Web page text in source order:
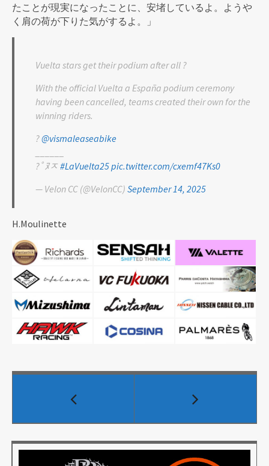
たことが現実になったことに、安堵しているよ。ようや
く肩の荷が下りた気がするよ。」
Vuelta stars get their podium after all ?
With the official Vuelta a España podium ceremony
having been cancelled, teams created their own for the
winning riders.
?@vismaleaseabike
?￰ﾟﾇﾸ#LaVuelta25pic.twitter.com/cxemf47Ks0
— Velon CC (@VelonCC) September 14, 2025
H.Moulinette